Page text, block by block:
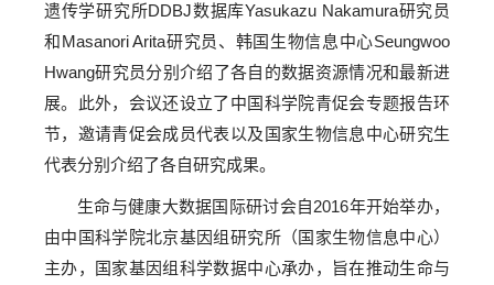
遗传学研究所DDBJ数据库Yasukazu Nakamura研究员
和Masanori Arita研究员、韩国生物信息中心Seungwoo
Hwang研究员分别介绍了各自的数据资源情况和最新进
展。此外，会议还设立了中国科学院青促会专题报告环
节，邀请青促会成员代表以及国家生物信息中心研究生
代表分别介绍了各自研究成果。
生命与健康大数据国际研讨会自2016年开始举办，
由中国科学院北京基因组研究所（国家生物信息中心）
主办，国家基因组科学数据中心承办，旨在推动生命与